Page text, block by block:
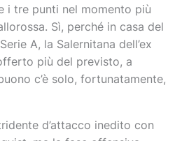
i tre punti nel momento più
Sì, perché in casa del
A, la Salernitana dell’ex
più del previsto, a
c’è solo, fortunatamente,
d’attacco inedito con